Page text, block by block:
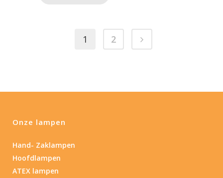
1 2
Onze lampen
Hand- Zaklampen
Hoofdlampen
ATEX lampen